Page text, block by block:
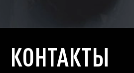
КОНТАКТЫ